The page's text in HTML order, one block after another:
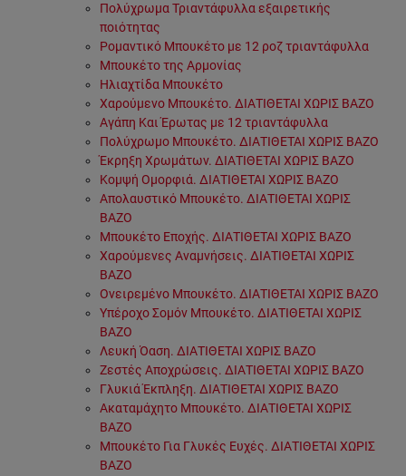
Πολύχρωμα Τριαντάφυλλα εξαιρετικής
ποιότητας
Ρομαντικό Μπουκέτο με 12 ροζ τριαντάφυλλα
Μπουκέτο της Αρμονίας
Ηλιαχτίδα Μπουκέτο
Χαρούμενο Μπουκέτο. ΔΙΑΤΙΘΕΤΑΙ ΧΩΡΙΣ ΒΑΖΟ
Αγάπη Και Έρωτας με 12 τριαντάφυλλα
Πολύχρωμο Μπουκέτο. ΔΙΑΤΙΘΕΤΑΙ ΧΩΡΙΣ ΒΑΖΟ
Έκρηξη Χρωμάτων. ΔΙΑΤΙΘΕΤΑΙ ΧΩΡΙΣ ΒΑΖΟ
Κομψή Ομορφιά. ΔΙΑΤΙΘΕΤΑΙ ΧΩΡΙΣ ΒΑΖΟ
Απολαυστικό Μπουκέτο. ΔΙΑΤΙΘΕΤΑΙ ΧΩΡΙΣ
ΒΑΖΟ
Μπουκέτο Εποχής. ΔΙΑΤΙΘΕΤΑΙ ΧΩΡΙΣ ΒΑΖΟ
Χαρούμενες Αναμνήσεις. ΔΙΑΤΙΘΕΤΑΙ ΧΩΡΙΣ
ΒΑΖΟ
Ονειρεμένο Μπουκέτο. ΔΙΑΤΙΘΕΤΑΙ ΧΩΡΙΣ ΒΑΖΟ
Υπέροχο Σομόν Μπουκέτο. ΔΙΑΤΙΘΕΤΑΙ ΧΩΡΙΣ
ΒΑΖΟ
Λευκή Όαση. ΔΙΑΤΙΘΕΤΑΙ ΧΩΡΙΣ ΒΑΖΟ
Ζεστές Αποχρώσεις. ΔΙΑΤΙΘΕΤΑΙ ΧΩΡΙΣ ΒΑΖΟ
Γλυκιά Έκπληξη. ΔΙΑΤΙΘΕΤΑΙ ΧΩΡΙΣ ΒΑΖΟ
Ακαταμάχητο Μπουκέτο. ΔΙΑΤΙΘΕΤΑΙ ΧΩΡΙΣ
ΒΑΖΟ
Μπουκέτο Για Γλυκές Ευχές. ΔΙΑΤΙΘΕΤΑΙ ΧΩΡΙΣ
ΒΑΖΟ